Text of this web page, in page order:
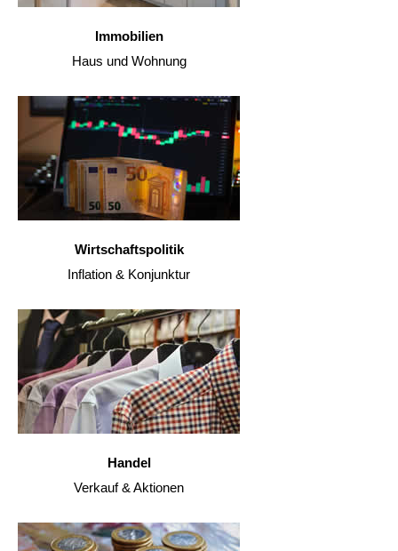
Immobilien
Haus und Wohnung
Wirtschaftspolitik
Inflation & Konjunktur
Handel
Verkauf & Aktionen